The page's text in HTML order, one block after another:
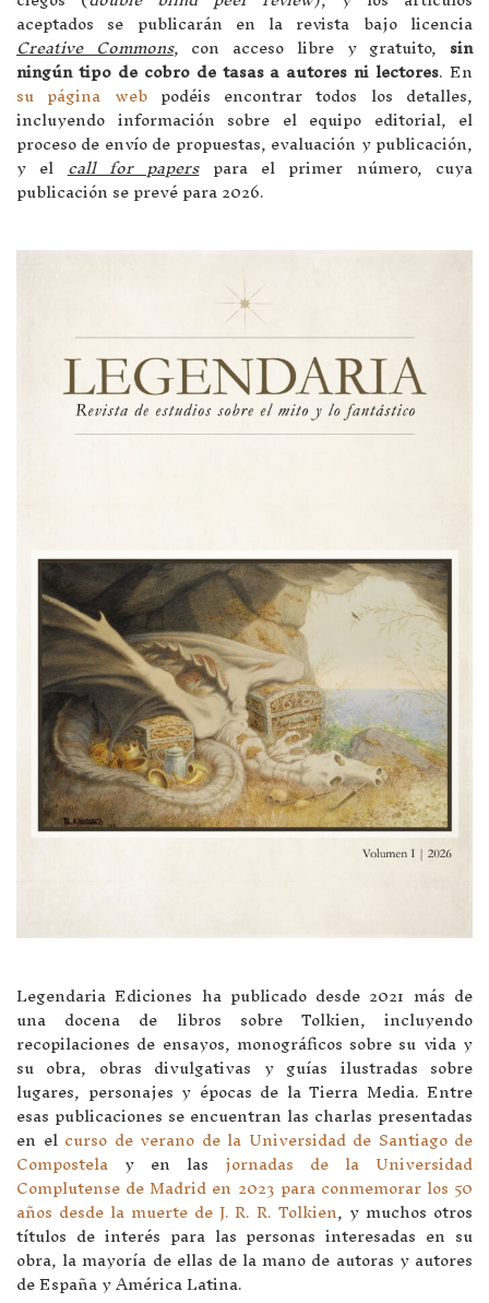
aceptados se publicarán en la revista bajo licencia
Creative Commons, con acceso libre y gratuito, sin
ningún tipo de cobro de tasas a autores ni lectores. En
su página webpodéis encontrar todos los detalles,
incluyendo información sobre el equipo editorial, el
proceso de envío de propuestas, evaluación y publicación,
y elcall for paperspara el primer número, cuya
publicación se prevé para 2026.
Legendaria Ediciones ha publicado desde 2021 más de
una docena de libros sobre Tolkien, incluyendo
recopilaciones de ensayos, monográficos sobre su vida y
su obra, obras divulgativas y guías ilustradas sobre
lugares, personajes y épocas de la Tierra Media. Entre
esas publicaciones se encuentran las charlas presentadas
en el curso de verano de la Universidad de Santiago de
Compostela y en las jornadas de la Universidad
Complutense de Madrid en 2023 para conmemorar los 50
años desde la muerte de J. R. R. Tolkien, y muchos otros
títulos de interés para las personas interesadas en su
obra, la mayoría de ellas de la mano de autoras y autores
de España y América Latina.